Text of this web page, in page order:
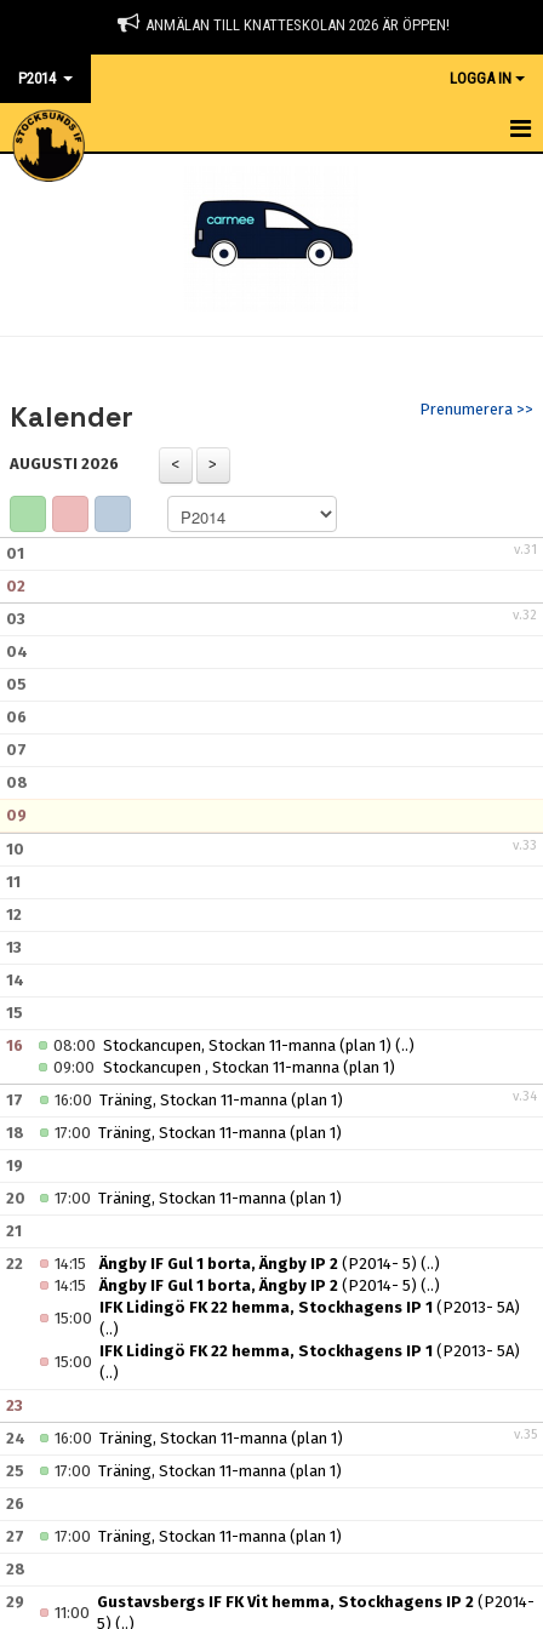
ANMÄLAN TILL KNATTESKOLAN 2026 ÄR ÖPPEN!
P2014 LOGGA IN
HEM
KONTAKT
Prenumerera >>
Kalender
AUGUSTI 2026
v.31
01
02
v.32
03
04
05
06
07
08
09
v.33
10
11
12
13
14
15
16
08:00 Stockancupen, Stockan 11-manna (plan 1) (..)
09:00 Stockancupen , Stockan 11-manna (plan 1)
v.34
17 16:00 Träning, Stockan 11-manna (plan 1)
18
17:00 Träning, Stockan 11-manna (plan 1)
19
20
17:00 Träning, Stockan 11-manna (plan 1)
21
22
14:15 Ängby IF Gul 1 borta, Ängby IP 2 (P2014- 5) (..)
14:15
Ängby IF Gul 1 borta, Ängby IP 2 (P2014- 5) (..)
15:00
IFK Lidingö FK 22 hemma, Stockhagens IP 1 (P2013- 5A)
(..)
15:00
IFK Lidingö FK 22 hemma, Stockhagens IP 1 (P2013- 5A)
(..)
23
v.35
24 16:00 Träning, Stockan 11-manna (plan 1)
25
17:00 Träning, Stockan 11-manna (plan 1)
26
27
17:00 Träning, Stockan 11-manna (plan 1)
28
29
11:00
Gustavsbergs IF FK Vit hemma, Stockhagens IP 2 (P2014-
5) (..)